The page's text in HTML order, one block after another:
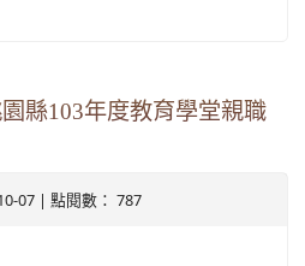
縣103年度教育學堂親職
07 | 點閱數： 787